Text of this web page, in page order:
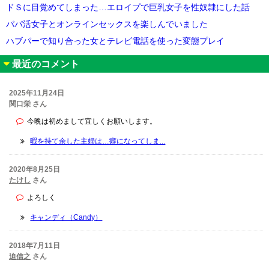
ドＳに目覚めてしまった…エロイプで巨乳女子を性奴隷にした話
パパ活女子とオンラインセックスを楽しんでいました
ハブパーで知り合った女とテレビ電話を使った変態プレイ
最近のコメント
2025年11月24日
関口栄 さん
今晩は初めまして宜しくお願いします。
暇を持て余した主婦は…癖になってしま...
2020年8月25日
たけし さん
よろしく
キャンディ（Candy）
2018年7月11日
迫信之 さん